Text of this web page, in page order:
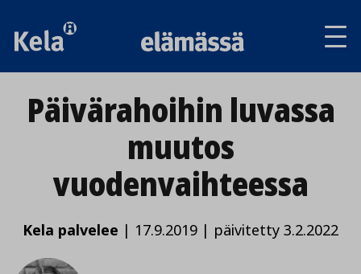
Päivärahoihin luvassa
muutos
vuodenvaihteessa
Kela palvelee | 17.9.2019 | päivitetty 3.2.2022